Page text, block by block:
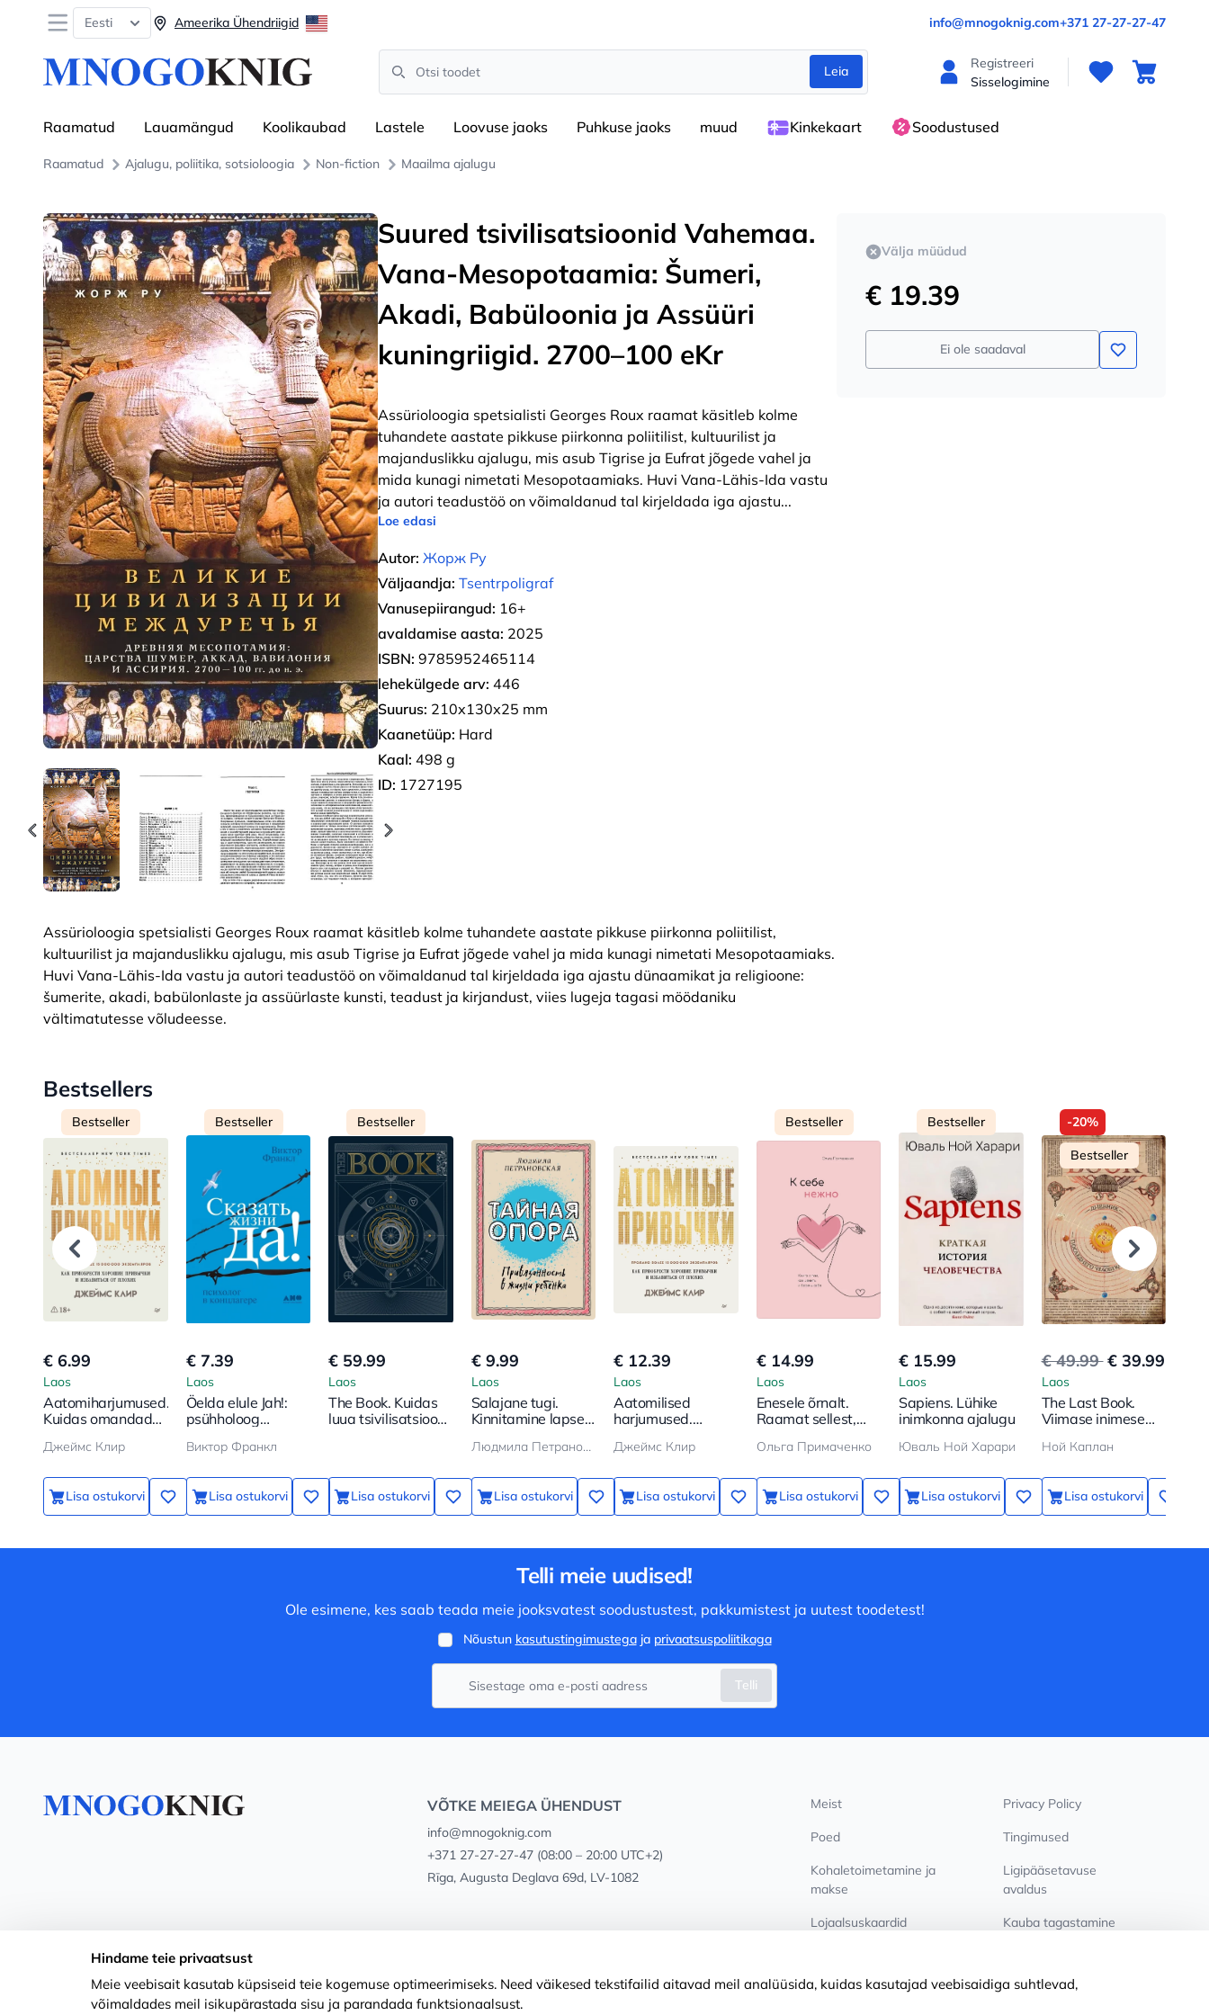
Open menu
Eesti Ameerika Ühendriigid info@mnogoknig.com+371 27-27-27-47
Search
Leia
Registreeri
Sisselogimine
Raamatud Lauamängud Koolikaubad Lastele Loovuse jaoks Puhkuse jaoks muud Kinkekaart Soodustused
Raamatud Ajalugu, poliitika, sotsioloogia Non-fiction Maailma ajalugu
Suured tsivilisatsioonid Vahemaa.
Vana-Mesopotaamia: Šumeri,
Akadi, Babüloonia ja Assüüri
kuningriigid. 2700–100 eKr
Assürioloogia spetsialisti Georges Roux raamat käsitleb kolme
tuhandete aastate pikkuse piirkonna poliitilist, kultuurilist ja
majanduslikku ajalugu, mis asub Tigrise ja Eufrat jõgede vahel ja
mida kunagi nimetati Mesopotaamiaks. Huvi Vana-Lähis-Ida vastu
ja autori teadustöö on võimaldanud tal kirjeldada iga ajastu...
Loe edasi
Autor: Жорж Ру
Väljaandja: Tsentrpoligraf
Vanusepiirangud: 16+
avaldamise aasta: 2025
ISBN: 9785952465114
lehekülgede arv: 446
Suurus: 210х130х25 mm
Kaanetüüp: Hard
Kaal: 498 g
ID: 1727195
Assürioloogia spetsialisti Georges Roux raamat käsitleb kolme tuhandete aastate pikkuse piirkonna poliitilist,
kultuurilist ja majanduslikku ajalugu, mis asub Tigrise ja Eufrat jõgede vahel ja mida kunagi nimetati Mesopotaamiaks.
Huvi Vana-Lähis-Ida vastu ja autori teadustöö on võimaldanud tal kirjeldada iga ajastu dünaamikat ja religioone:
šumerite, akadi, babülonlaste ja assüürlaste kunsti, teadust ja kirjandust, viies lugeja tagasi möödaniku
vältimatutesse võludeesse.
Välja müüdud
€ 19.39
Ei ole saadaval
Bestsellers
Bestseller
€ 6.99
Laos
Aatomiharjumused.
Kuidas omandada
vabaneda
Джеймс Клир
Lisa ostukorvi
Bestseller
€ 7.39
Laos
Öelda elule Jah!:
psühholoog
Виктор Франкл
Lisa ostukorvi
Bestseller
€ 59.99
Laos
The Book. Kuidas
luua tsivilisatsioon
Lisa ostukorvi
€ 9.99
Laos
Salajane tugi.
Kinnitamine lapse
Людмила Петрановская
Lisa ostukorvi
€ 12.39
Laos
Aatomilised
harjumused.
häid harjumusi
Джеймс Клир
Lisa ostukorvi
Bestseller
€ 14.99
Laos
Enesele õrnalt.
Raamat sellest,
väärtustada ja
Ольга Примаченко
Lisa ostukorvi
Bestseller
€ 15.99
Laos
Sapiens. Lühike
inimkonna ajalugu
Юваль Ной Харари
Lisa ostukorvi
-20%
Bestseller
€ 49.99€ 39.99
Laos
The Last Book.
Viimase inimese
Ной Каплан
Lisa ostukorvi
Telli meie uudised!
Ole esimene, kes saab teada meie jooksvatest soodustustest, pakkumistest ja uutest toodetest!
Nõustun kasutustingimustegaja privaatsuspoliitikaga
Telli
VÕTKE MEIEGA ÜHENDUST
info@mnogoknig.com
+371 27-27-27-47(08:00 – 20:00 UTC+2)
Rīga, Augusta Deglava 69d, LV-1082
Meist
Poed
Kohaletoimetamine ja
makse
Lojaalsuskaardid
Privacy Policy
Tingimused
Ligipääsetavuse
avaldus
Kauba tagastamine
Hindame teie privaatsust
Meie veebisait kasutab küpsiseid teie kogemuse optimeerimiseks. Need väikesed tekstifailid aitavad meil analüüsida, kuidas kasutajad veebisaidiga suhtlevad,
võimaldades meil isikupärastada sisu ja parandada funktsionaalsust.